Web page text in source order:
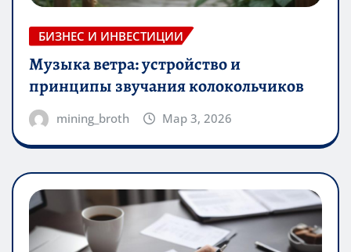
БИЗНЕС И ИНВЕСТИЦИИ
Музыка ветра: устройство и
принципы звучания колокольчиков
mining_broth Мар 3, 2026